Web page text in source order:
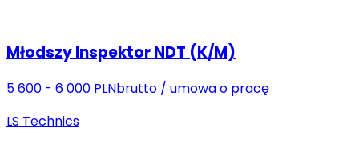
Młodszy Inspektor NDT (K/M)
5 600 - 6 000 PLNbrutto / umowa o pracę
LS Technics